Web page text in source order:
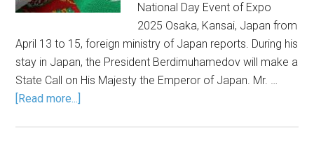
National Day Event of Expo
2025 Osaka, Kansai, Japan from
April 13 to 15, foreign ministry of Japan reports. During his
stay in Japan, the President Berdimuhamedov will make a
State Call on His Majesty the Emperor of Japan. Mr. …
[Read more...]